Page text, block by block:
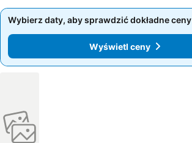
Wybierz daty, aby sprawdzić dokładne ceny
Wyświetl ceny
Wybierz daty, aby sprawdzić dokładne ceny
Wyświetl ceny